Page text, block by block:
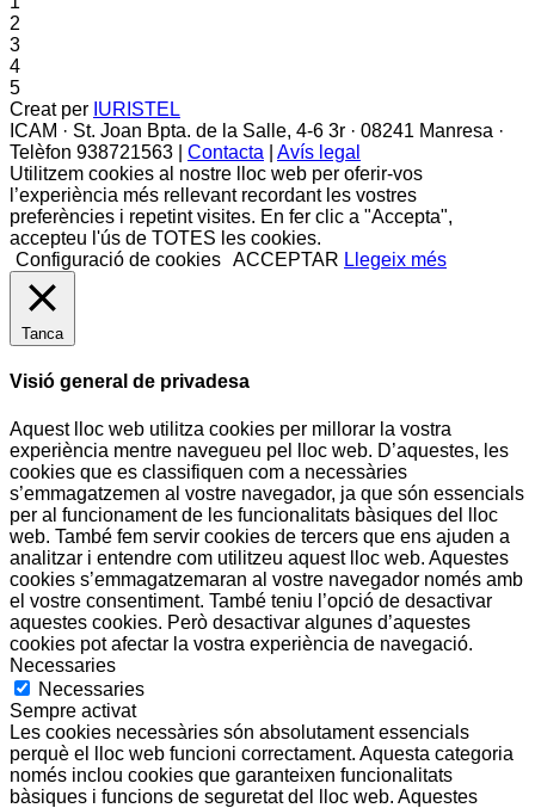
2
3
4
5
Creat per IURISTEL
ICAM · St. Joan Bpta. de la Salle, 4-6 3r · 08241 Manresa ·
Telèfon 938721563 | Contacta
Avís legal
Utilitzem cookies al nostre lloc web per oferir-vos
l’experiència més rellevant recordant les vostres
preferències i repetint visites. En fer clic a "Accepta",
accepteu l'ús de TOTES les cookies.
Configuració de cookies ACCEPTAR Llegeix més
Tanca
Visió general de privadesa
Aquest lloc web utilitza cookies per millorar la vostra
experiència mentre navegueu pel lloc web. D’aquestes, les
cookies que es classifiquen com a necessàries
s’emmagatzemen al vostre navegador, ja que són essencials
per al funcionament de les funcionalitats bàsiques del lloc
web. També fem servir cookies de tercers que ens ajuden a
analitzar i entendre com utilitzeu aquest lloc web. Aquestes
cookies s’emmagatzemaran al vostre navegador només amb
el vostre consentiment. També teniu l’opció de desactivar
aquestes cookies. Però desactivar algunes d’aquestes
cookies pot afectar la vostra experiència de navegació.
Necessaries
Necessaries
Sempre activat
Les cookies necessàries són absolutament essencials
perquè el lloc web funcioni correctament. Aquesta categoria
només inclou cookies que garanteixen funcionalitats
bàsiques i funcions de seguretat del lloc web. Aquestes